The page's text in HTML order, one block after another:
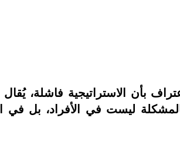
بأن الاستراتيجية فاشلة، يُقال
ليست في الأفراد، بل في